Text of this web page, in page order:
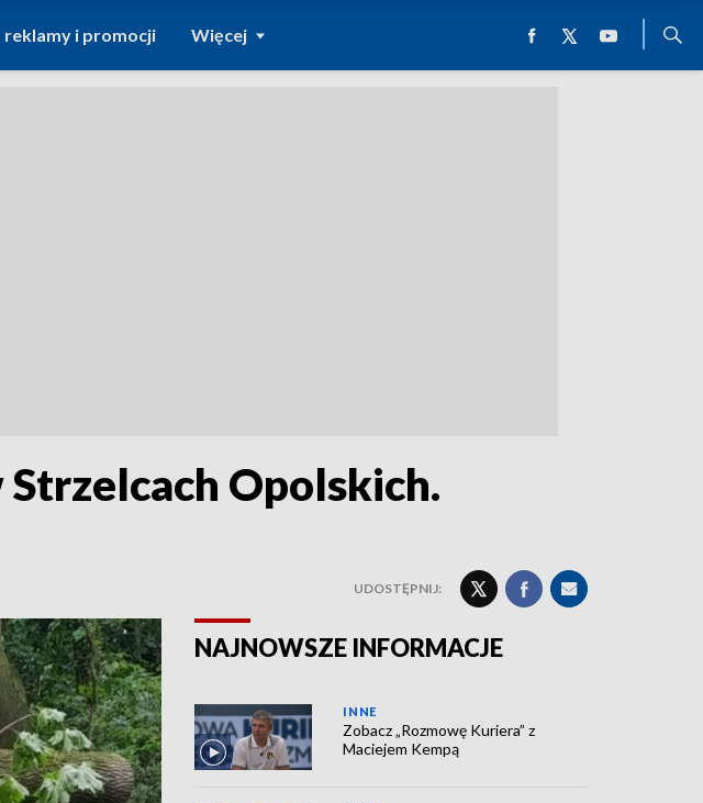
reklamy i promocji Więcej
Opolskich.
UDOSTĘPNIJ:
NAJNOWSZE INFORMACJE
INNE
Zobacz „Rozmowę Kuriera” z
Maciejem Kempą